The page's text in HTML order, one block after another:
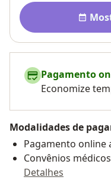
Disponibilidade
Pagamento
Economize
Modalidades de
Pagamento online
Convênios
Detalhes